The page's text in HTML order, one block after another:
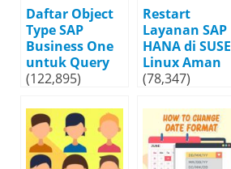
Daftar Object
Type SAP
Business One
untuk Query
(122,895)
Restart
Layanan SAP
HANA di SUSE
Linux Aman
(78,347)